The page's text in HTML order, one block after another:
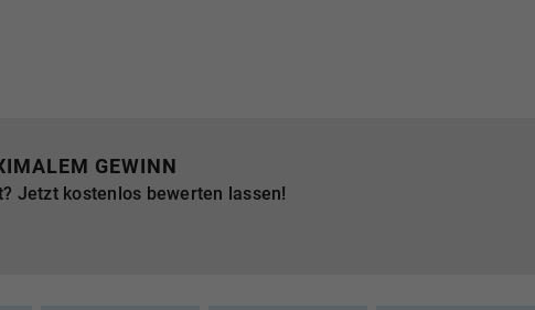
GEWINN
Jetzt kostenlos bewerten lassen!